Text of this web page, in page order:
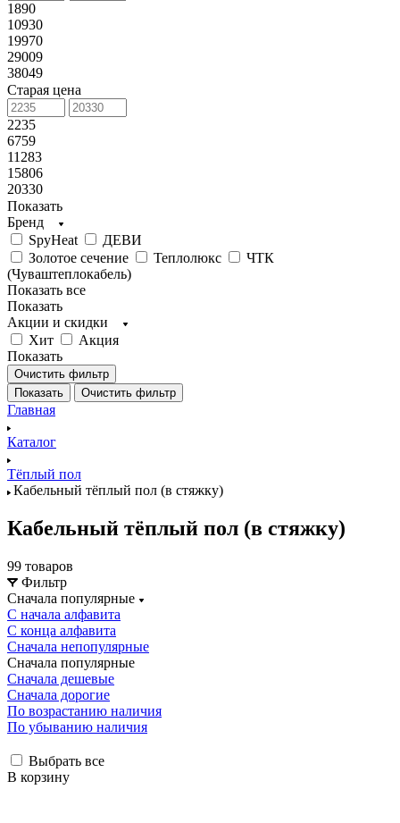
1890
10930
19970
29009
38049
Старая цена
2235
6759
11283
15806
20330
Показать
Бренд
SpyHeat
ДЕВИ
Золотое сечение
Теплолюкс
ЧТК
(Чуваштеплокабель)
Показать все
Показать
Акции и скидки
Хит
Акция
Показать
Очистить фильтр
Показать
Очистить фильтр
Главная
Каталог
Тёплый пол
Кабельный тёплый пол (в стяжку)
Кабельный тёплый пол (в стяжку)
99 товаров
Фильтр
Сначала популярные
С начала алфавита
С конца алфавита
Сначала непопулярные
Сначала популярные
Сначала дешевые
Сначала дорогие
По возрастанию наличия
По убыванию наличия
Выбрать все
В корзину